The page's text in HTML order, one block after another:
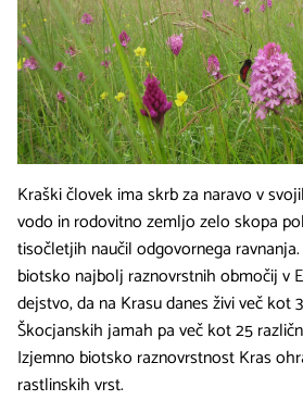
Kraški človek ima skrb za naravo v
vodo in rodovitno zemljo zelo skopa
tisočletjih naučil odgovornega
biotsko najbolj raznovrstnih območij v
dejstvo, da na Krasu danes živi več kot
Škocjanskih jamah pa več kot 25
Izjemno biotsko raznovrstnost Kras
rastlinskih vrst.